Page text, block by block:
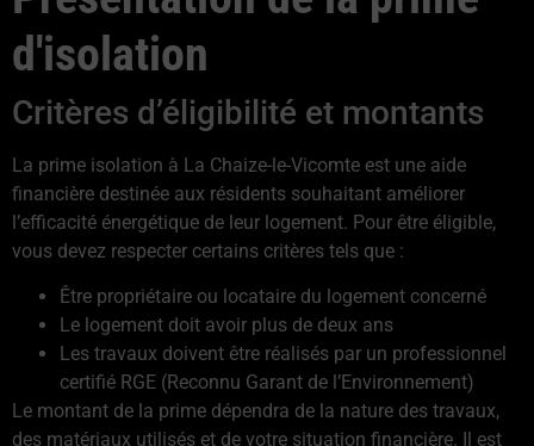
d'isolation
Critères d’éligibilité et montants
La prime isolation à La Chaize-le-Vicomte est une aide
financière destinée aux résidents souhaitant améliorer
l’efficacité énergétique de leur logement. Pour être éligible,
vous devez respecter certains critères tels que :
Être propriétaire ou locataire du logement concerné
Le logement doit avoir plus de deux ans
Les travaux doivent être réalisés par un professionnel
certifié RGE (Reconnu Garant de l’Environnement)
Le montant de la prime dépendra de la nature des travaux,
des matériaux utilisés et de votre situation financière. Il est